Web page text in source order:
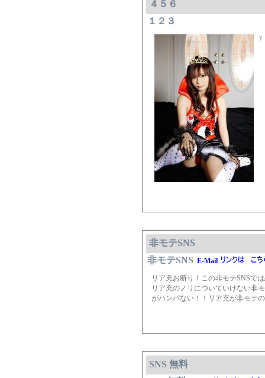
４５６
１２３
非モテSNS
非モテSNS E-Mail
リア充お断り！この非モテSNSで
リア充のノリについていけない非
がハンパない！！リア充が非モテ
SNS 無料